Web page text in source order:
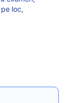
loc,